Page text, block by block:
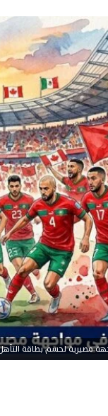
مصيرية لحسم بطاقة التأهل